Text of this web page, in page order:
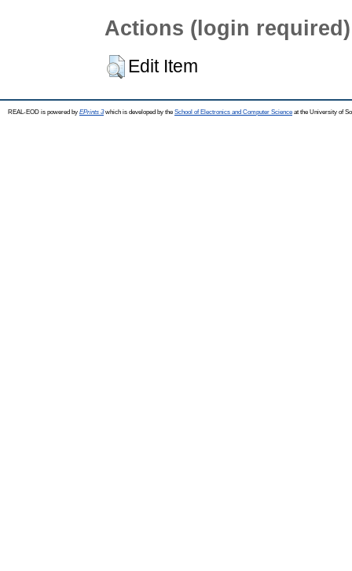
Actions (login required)
Edit Item
REAL-EOD is powered by EPrints 3which is developed by the School of Electronics and Computer Science at the University of